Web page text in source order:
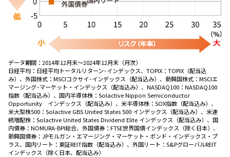
データ期間： 2014年12月末～2024年12月末（月次）
日経平均：日経平均トータルリターン･インデックス、TOPIX：TOPIX（配当込
み）、外国株式：MSCIコクサイ･インデックス（配当込み）、新興国株式：MSCIエ
マージング･マーケット・インデックス（配当込み）、NASDAQ100：NASDAQ100
指数（配当込み）、国内半導体株：Solactive Nippon Semiconductor
Opportunity インデックス（配当込み）、米半導体株：SOX指数（配当込み）、
米大型株500：Solactive GBS United States 500 インデックス（配当込み）、米連
続増配株：Solactive United States Dividend Elite インデックス（配当込み）、国
内債券：NOMURA-BPI総合、外国債券：FTSE世界国債インデックス（除く日本）、
新興国債券：JPモルガン・エマージング・マーケット・ボンド・インデックス・プ
ラス、国内リート：東証REIT指数（配当込み）、外国リート：S&PグローバルREIT
インデックス（除く日本、配当込み）